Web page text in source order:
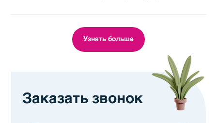
Узнать больше
Заказать звонок